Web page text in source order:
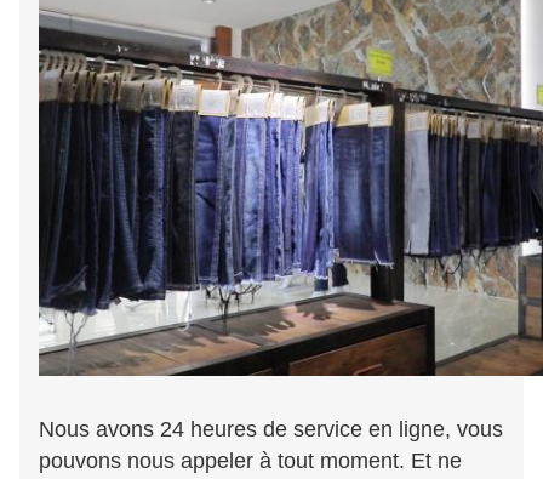
Nous avons 24 heures de service en ligne, vous
pouvons nous appeler à tout moment. Et ne